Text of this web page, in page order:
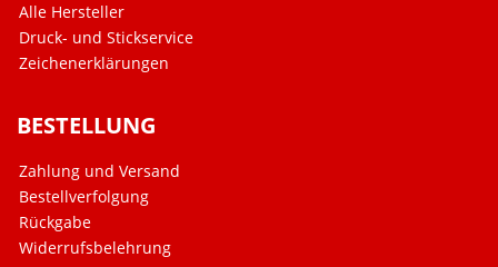
Alle Hersteller
Druck- und Stickservice
Zeichenerklärungen
BESTELLUNG
Zahlung und Versand
Bestellverfolgung
Rückgabe
Widerrufsbelehrung